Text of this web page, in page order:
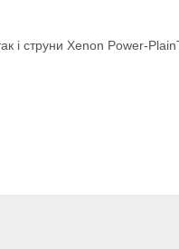
і струни Xenon Power-